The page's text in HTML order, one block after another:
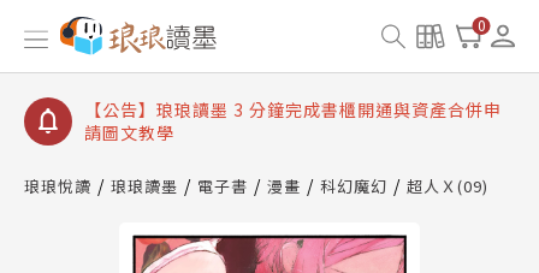
0
【公告】琅琅讀墨數位閱讀資產合併與書櫃開通申請
【公告】琅琅讀墨書櫃開通常見問題
【公告】琅琅讀墨 3 分鐘完成書櫃開通與資產合併申
請圖文教學
查詢
琅琅悅讀 琅琅讀墨 電子書 漫畫 科幻魔幻 超人Ｘ(09)